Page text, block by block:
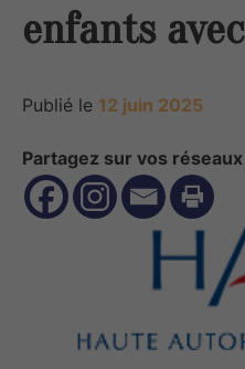
enfants
Publié le 12 juin 2025
Partagez sur vos